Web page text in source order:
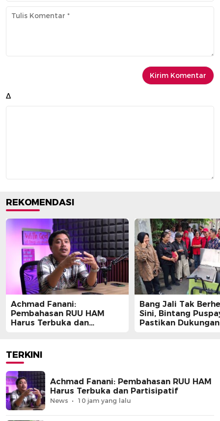
Δ
REKOMENDASI
Achmad Fanani:
Pembahasan RUU HAM
Harus Terbuka dan
Bang Jali Tak
Sini, Bintang
Pastikan Dukungan
TERKINI
Achmad Fanani: Pembahasan RUU HAM
Harus Terbuka dan Partisipatif
News 10 jam yang lalu